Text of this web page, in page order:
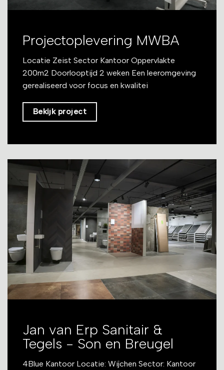
Projectoplevering MWBA
Locatie Zeist Sector Kantoor Oppervlakte
200m2 Doorlooptijd 2 weken Een leeromgeving
gerealiseerd voor focus en kwalitei
Bekijk project
Jan van Erp Sanitair &
Tegels - Son en Breugel
4Blue Kantoor Locatie: Wijchen Sector: Kantoor